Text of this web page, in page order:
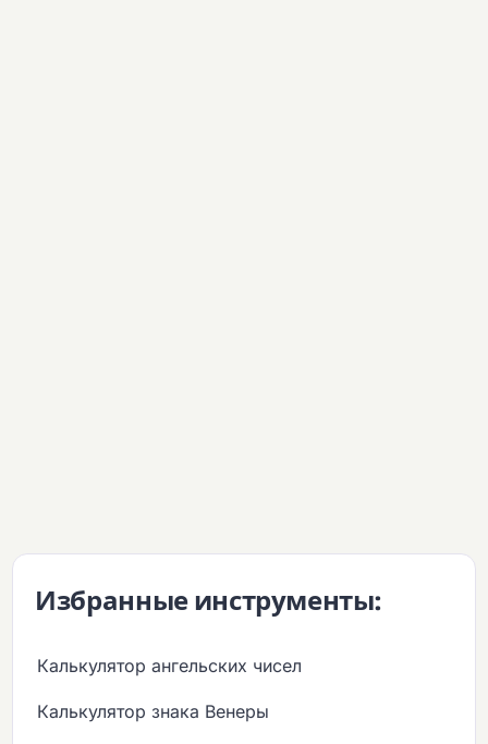
Избранные инструменты:
Калькулятор ангельских чисел
Калькулятор знака Венеры